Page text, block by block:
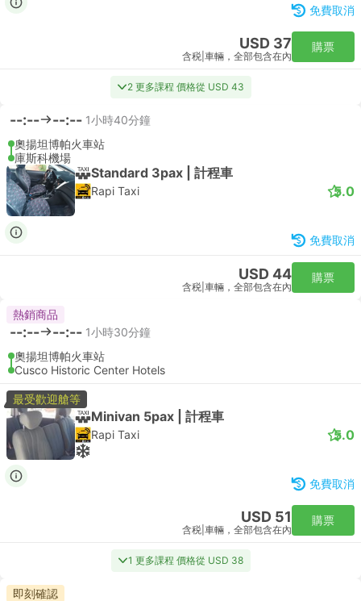
免費取消
USD 37
含税 車輛，全部包含在內
購票
2 更多課程 價格從 USD 43
--:-- --:-- 1小時40分鐘
奧揚坦博帕火車站
庫斯科機場
Standard 3pax | 計程車
Rapi Taxi 5.0
免費取消
USD 44
含税 車輛，全部包含在內
購票
熱銷商品
--:-- --:-- 1小時30分鐘
奧揚坦博帕火車站
Cusco Historic Center Hotels
最受歡迎艙等
Minivan 5pax | 計程車
Rapi Taxi 5.0
免費取消
USD 51
含税 車輛，全部包含在內
購票
1 更多課程 價格從 USD 38
即刻確認